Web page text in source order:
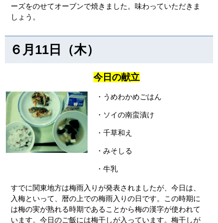
ーズをのせてオーブンで焼きました。味わっていただきま
しょう。
６月11日（木）
今日の献立
・うめわかめごはん
・ソイの南蛮漬け
・千草和え
・みそしる
・牛乳
すでに関東地方は梅雨入りが発表されましたが、今日は、
入梅といって、暦の上での梅雨入りの日です。この時期に
は梅の実が熟れる時期であることから梅の漢字が使われて
います。今日のご飯には梅干しが入っています。梅干しが